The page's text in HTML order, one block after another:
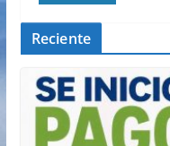
Reciente